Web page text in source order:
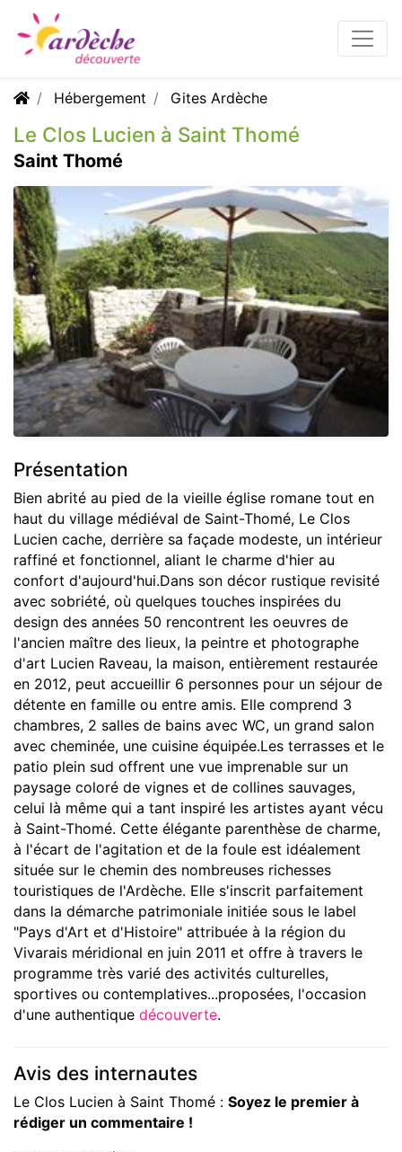
Hébergement Gites Ardèche
Le Clos Lucien à Saint Thomé
Saint Thomé
Présentation
Bien abrité au pied de la vieille église romane tout en
haut du village médiéval de Saint-Thomé, Le Clos
Lucien cache, derrière sa façade modeste, un intérieur
raffiné et fonctionnel, aliant le charme d'hier au
confort d'aujourd'hui.Dans son décor rustique revisité
avec sobriété, où quelques touches inspirées du
design des années 50 rencontrent les oeuvres de
l'ancien maître des lieux, la peintre et photographe
d'art Lucien Raveau, la maison, entièrement restaurée
en 2012, peut accueillir 6 personnes pour un séjour de
détente en famille ou entre amis. Elle comprend 3
chambres, 2 salles de bains avec WC, un grand salon
avec cheminée, une cuisine équipée.Les terrasses et le
patio plein sud offrent une vue imprenable sur un
paysage coloré de vignes et de collines sauvages,
celui là même qui a tant inspiré les artistes ayant vécu
à Saint-Thomé. Cette élégante parenthèse de charme,
à l'écart de l'agitation et de la foule est idéalement
située sur le chemin des nombreuses richesses
touristiques de l'Ardèche. Elle s'inscrit parfaitement
dans la démarche patrimoniale initiée sous le label
"Pays d'Art et d'Histoire" attribuée à la région du
Vivarais méridional en juin 2011 et offre à travers le
programme très varié des activités culturelles,
sportives ou contemplatives...proposées, l'occasion
d'une authentique découverte.
Avis des internautes
Le Clos Lucien à Saint Thomé : Soyez le premier à
rédiger un commentaire !